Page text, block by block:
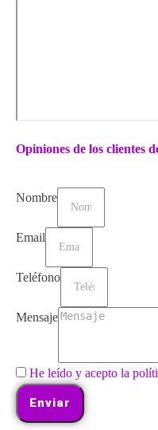
Opiniones de los clientes
Nombre
Email
Teléfono
Mensaje
He leído y acepto la
Enviar